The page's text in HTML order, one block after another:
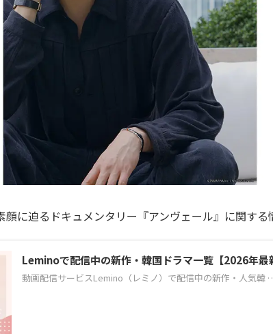
に迫るドキュメンタリー『アンヴェール』に関する
Leminoで配信中の新作・韓国ドラマ一覧【2026年最
動画配信サービスLemino（レミノ）で配信中の新作・人気韓